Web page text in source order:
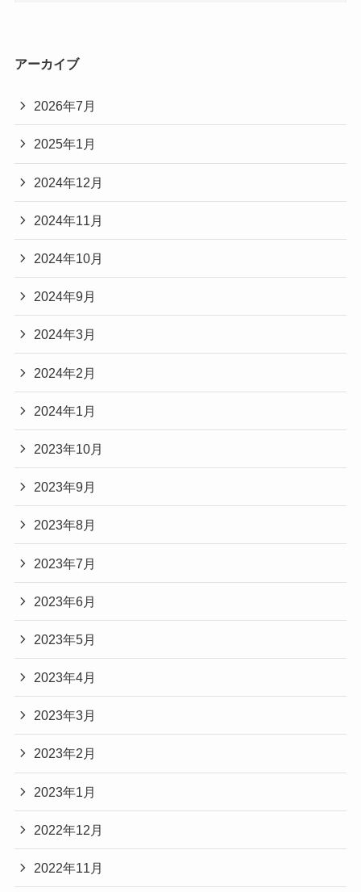
アーカイブ
2026年7月
2025年1月
2024年12月
2024年11月
2024年10月
2024年9月
2024年3月
2024年2月
2024年1月
2023年10月
2023年9月
2023年8月
2023年7月
2023年6月
2023年5月
2023年4月
2023年3月
2023年2月
2023年1月
2022年12月
2022年11月